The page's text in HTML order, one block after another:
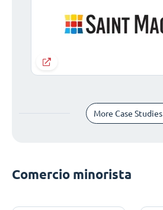
More Case Studies
Comercio minorista